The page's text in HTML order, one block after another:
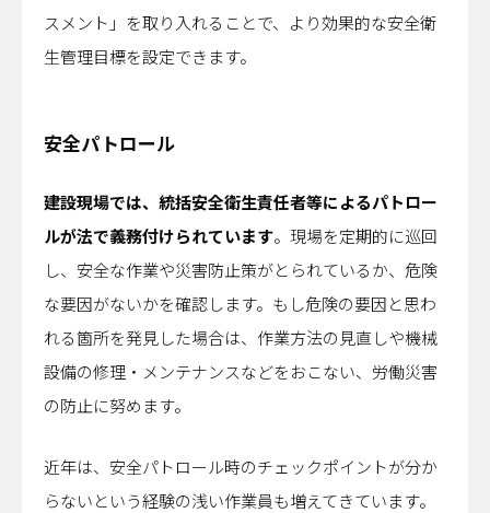
スメント」を取り入れることで、より効果的な安全衛
生管理目標を設定できます。
安全パトロール
建設現場では、統括安全衛生責任者等によるパトロー
ルが法で義務付けられています。現場を定期的に巡回
し、安全な作業や災害防止策がとられているか、危険
な要因がないかを確認します。もし危険の要因と思わ
れる箇所を発見した場合は、作業方法の見直しや機械
設備の修理・メンテナンスなどをおこない、労働災害
の防止に努めます。
近年は、安全パトロール時のチェックポイントが分か
らないという経験の浅い作業員も増えてきています。